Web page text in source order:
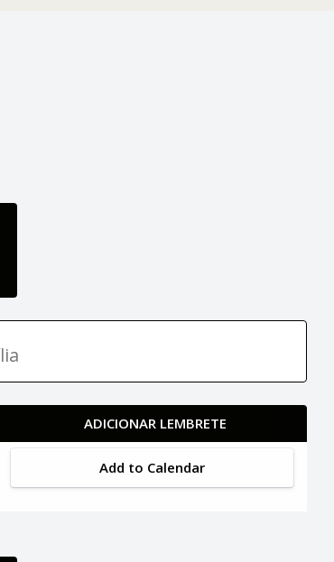
ADICIONAR LEMBRETE
Add to Calendar